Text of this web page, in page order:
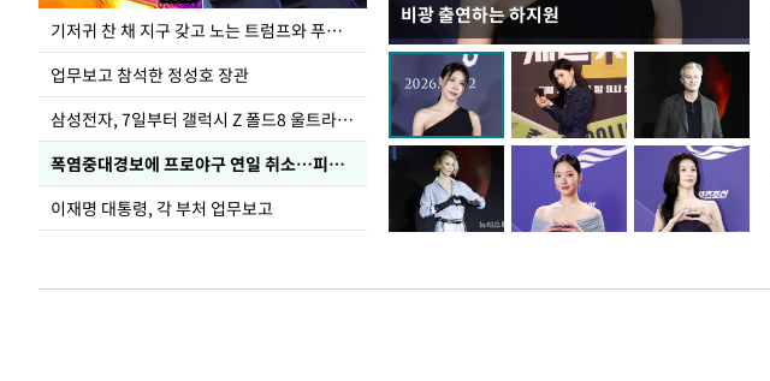
기저귀 찬 채 지구 갖고 노는 트럼프와 푸틴 형상 미로
업무보고 참석한 정성호 장관
삼성전자, 7일부터 갤럭시 Z 폴드8 울트라·폴드8·플립8 출시
폭염중대경보에 프로야구 연일 취소…피칭 연습장 '52도'
이재명 대통령, 각 부처 업무보고
비광 출연하는 하지원
송영길·정청래·김민석, 전당대회 앞두고 두 번째
TV 토론